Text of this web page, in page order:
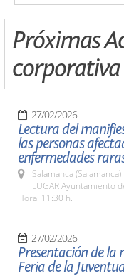
Próximas
corporativa
27/02/2026
Lectura del
las personas
enfermedades
Salamanca (Salamanca)
LUGAR Ayuntamiento
Hora: 11:30 h.
27/02/2026
Presentación de la
Feria de la